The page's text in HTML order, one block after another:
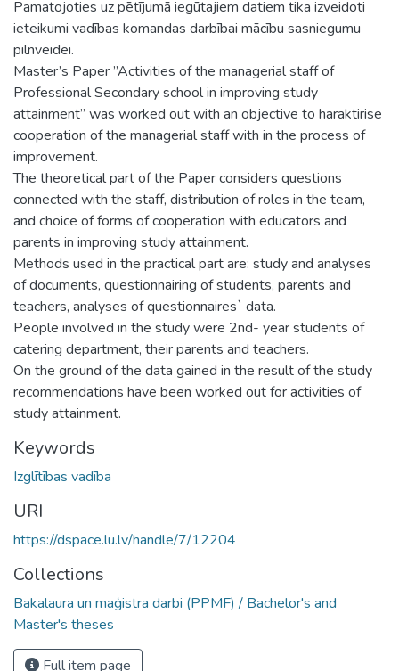
Pamatojoties uz pētījumā iegūtajiem datiem tika izveidoti
ieteikumi vadības komandas darbībai mācību sasniegumu
pilnveidei.
Master’s Paper ”Activities of the managerial staff of
Professional Secondary school in improving study
attainment” was worked out with an objective to haraktirise
cooperation of the managerial staff with in the process of
improvement.
The theoretical part of the Paper considers questions
connected with the staff, distribution of roles in the team,
and choice of forms of cooperation with educators and
parents in improving study attainment.
Methods used in the practical part are: study and analyses
of documents, questionnairing of students, parents and
teachers, analyses of questionnaires` data.
People involved in the study were 2nd- year students of
catering department, their parents and teachers.
On the ground of the data gained in the result of the study
recommendations have been worked out for activities of
study attainment.
Keywords
Izglītības vadība
URI
https://dspace.lu.lv/handle/7/12204
Collections
Bakalaura un maģistra darbi (PPMF) / Bachelor's and
Master's theses
Full item page